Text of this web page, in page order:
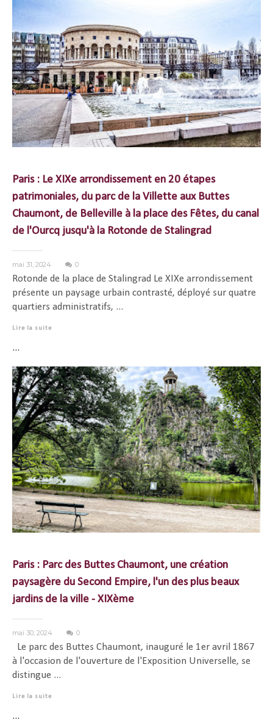
Paris : Le XIXe arrondissement en 20 étapes
patrimoniales, du parc de la Villette aux Buttes
Chaumont, de Belleville à la place des Fêtes, du canal
de l'Ourcq jusqu'à la Rotonde de Stalingrad
mai 31, 2024 0
Rotonde de la place de Stalingrad Le XIXe arrondissement
présente un paysage urbain contrasté, déployé sur quatre
quartiers administratifs, ...
Lire la suite
...
Paris : Parc des Buttes Chaumont, une création
paysagère du Second Empire, l'un des plus beaux
jardins de la ville - XIXème
mai 30, 2024 0
Le parc des Buttes Chaumont, inauguré le 1er avril 1867
à l'occasion de l'ouverture de l'Exposition Universelle, se
distingue ...
Lire la suite
...